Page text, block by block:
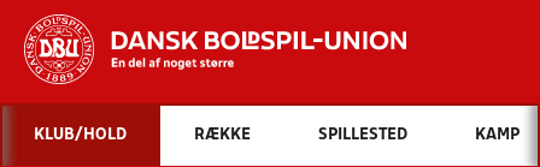
Hvad vil du søge efter?
KLUB/HOLD RÆKKE SPILLESTED KAMP